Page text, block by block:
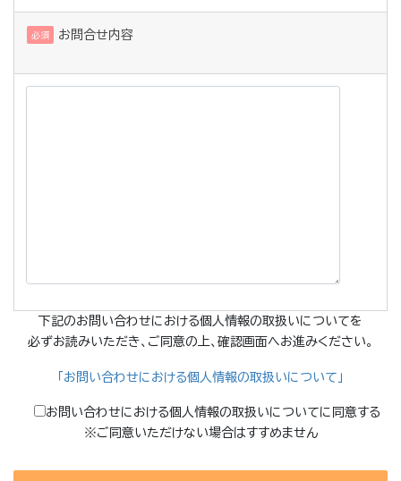
必須 お問合せ内容
下記のお問い合わせにおける個人情報の取扱いについてを
必ずお読みいただき、ご同意の上、確認画面へお進みください。
「お問い合わせにおける個人情報の取扱いについて」
お問い合わせにおける個人情報の取扱いについてに同意する
※ご同意いただけない場合はすすめません